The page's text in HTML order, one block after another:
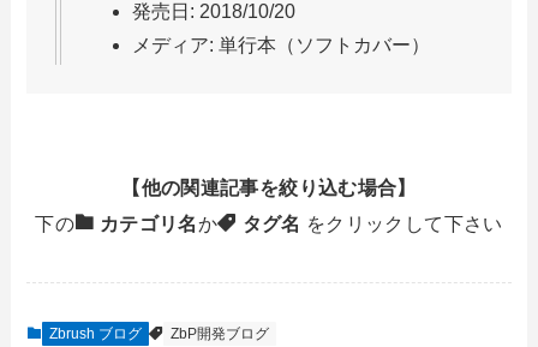
発売日: 2018/10/20
メディア: 単行本（ソフトカバー）
【他の関連記事を絞り込む場合】
下の
カテゴリ名か タグ名 をクリックして下さい
Zbrush ブログ ZbP開発ブログ